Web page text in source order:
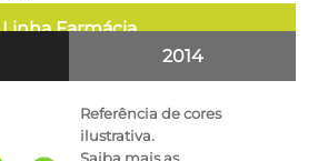
Linha Farmácia
2014
Referência de cores
ilustrativa.